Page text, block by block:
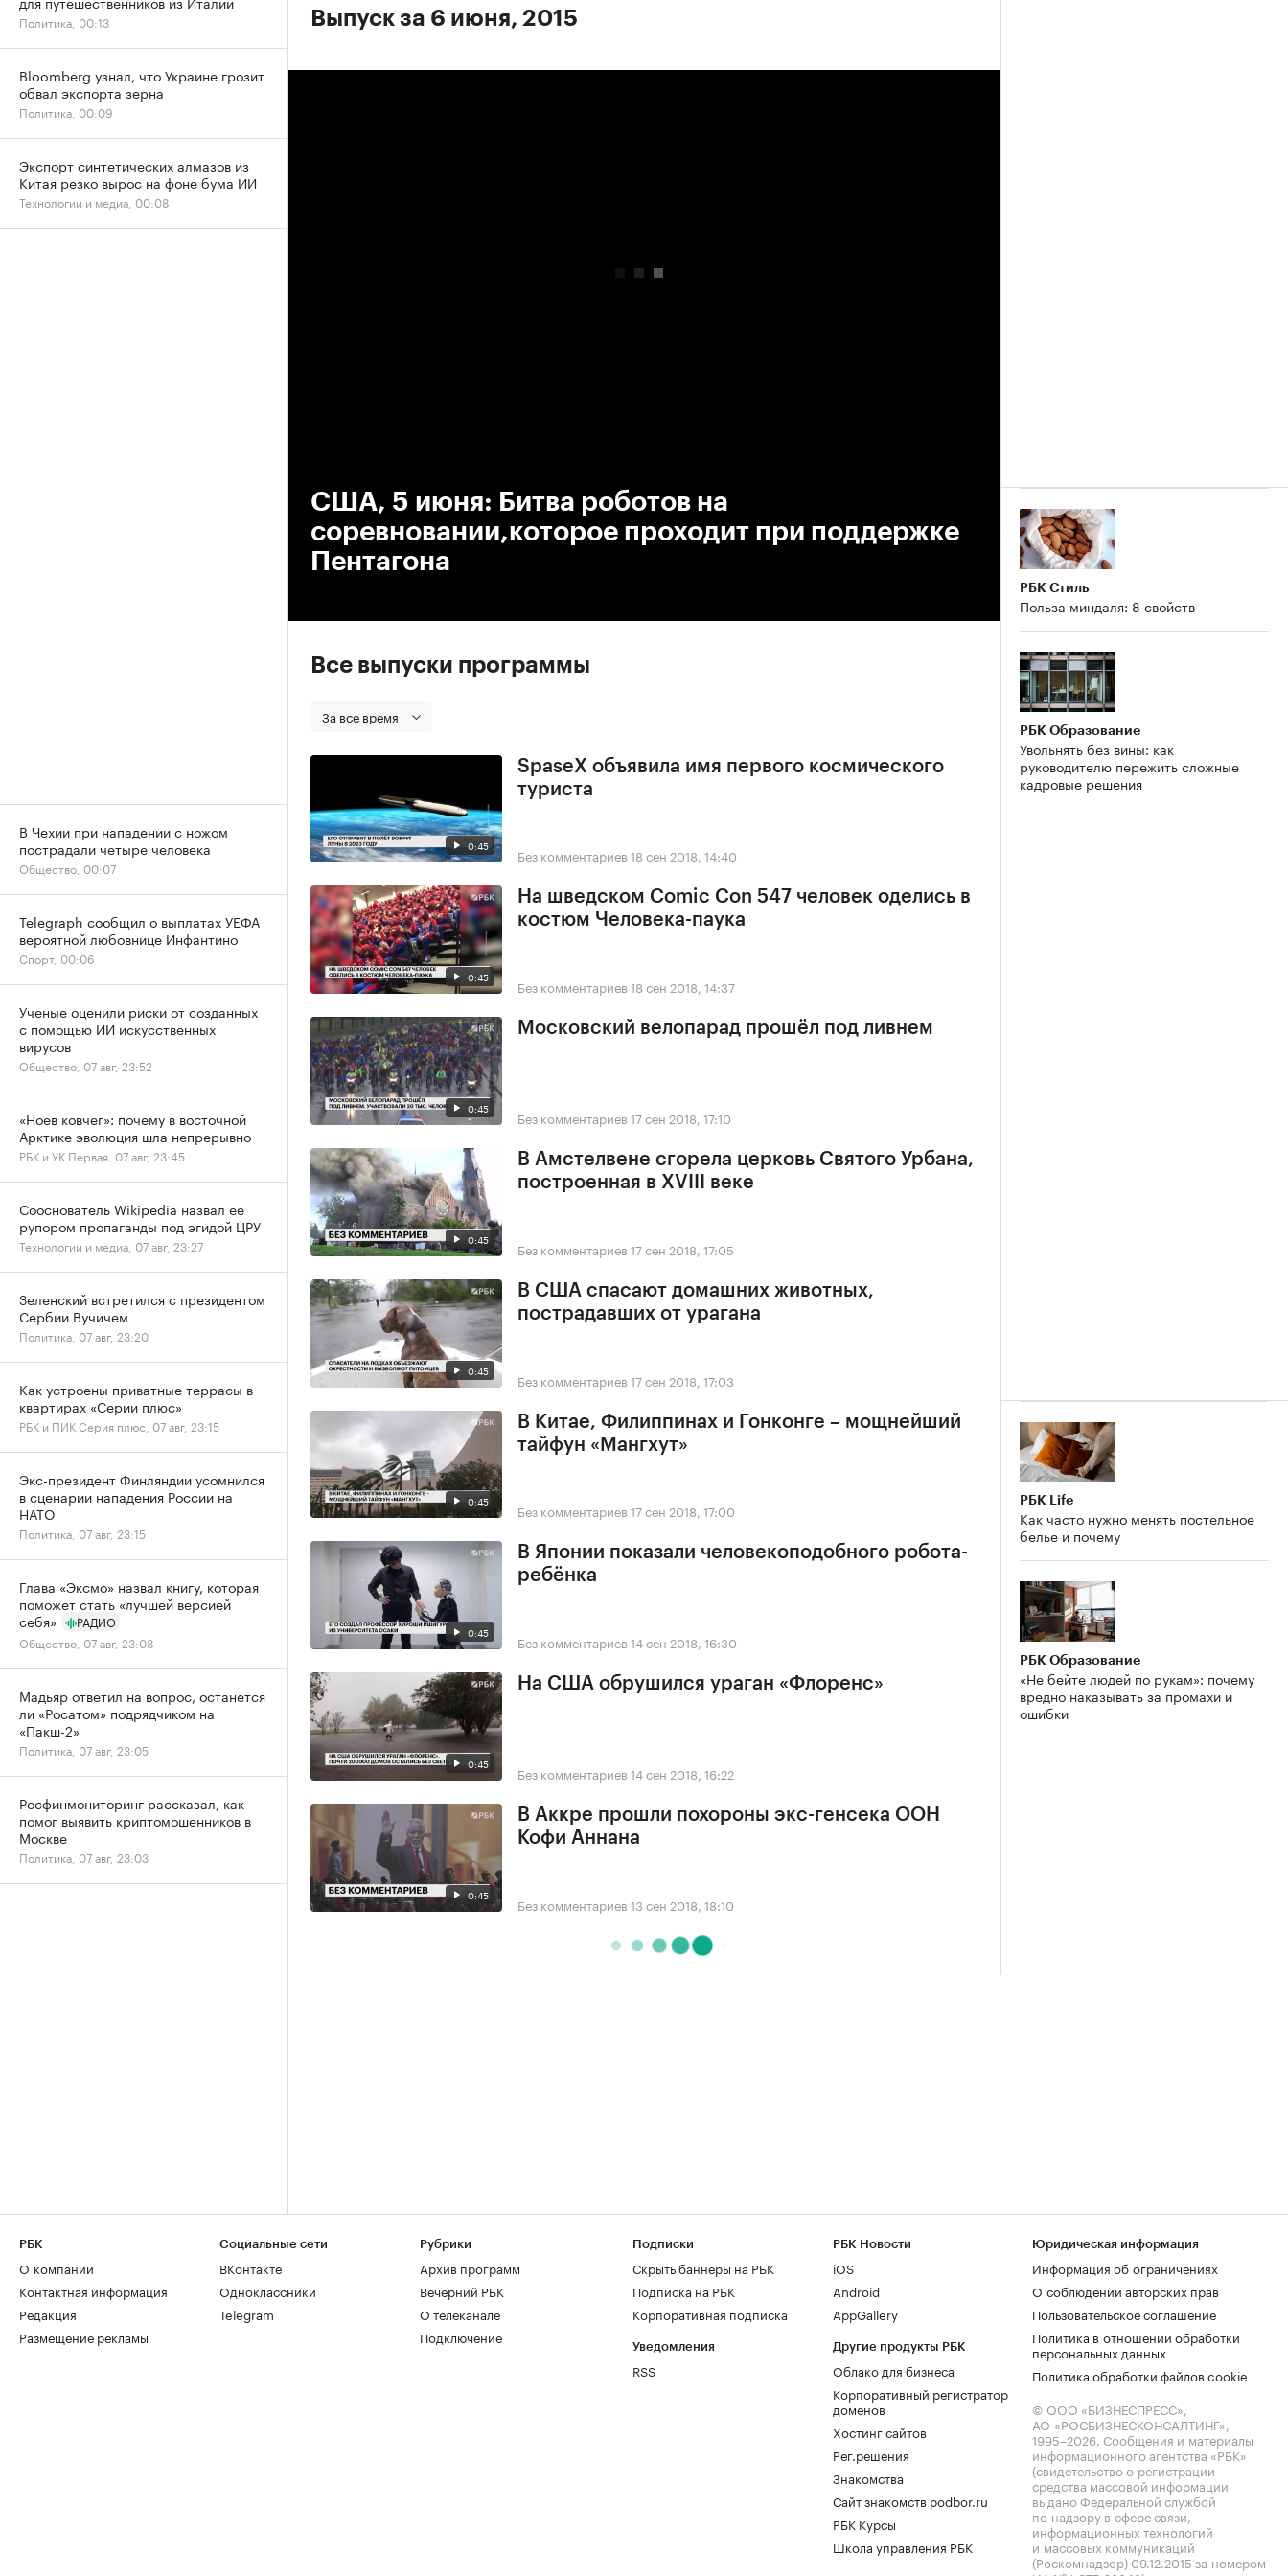
Выпуск за 6 июня, 2015
США, 5 июня: Битва роботов на
соревновании,которое проходит при поддержке
Пентагона
Все выпуски программы
За все время
0:45
SpaseX объявила имя первого космического
туриста
Без комментариев 18 сен 2018, 14:40
0:45
На шведском Comic Con 547 человек оделись в
костюм Человека-паука
Без комментариев 18 сен 2018, 14:37
0:45
Московский велопарад прошёл под ливнем
Без комментариев 17 сен 2018, 17:10
0:45
В Амстелвене сгорела церковь Святого Урбана,
построенная в XVIII веке
Без комментариев 17 сен 2018, 17:05
0:45
В США спасают домашних животных,
пострадавших от урагана
Без комментариев 17 сен 2018, 17:03
0:45
В Китае, Филиппинах и Гонконге – мощнейший
тайфун «Мангхут»
Без комментариев 17 сен 2018, 17:00
0:45
В Японии показали человекоподобного робота-
ребёнка
Без комментариев 14 сен 2018, 16:30
0:45
На США обрушился ураган «Флоренс»
Без комментариев 14 сен 2018, 16:22
0:45
В Аккре прошли похороны экс-генсека ООН
Кофи Аннана
Без комментариев 13 сен 2018, 18:10
РБК Стиль
Польза миндаля: 8 свойств
РБК Образование
Увольнять без вины: как
руководителю пережить сложные
кадровые решения
РБК Life
Как часто нужно менять постельное
белье и почему
РБК Образование
«Не бейте людей по рукам»: почему
вредно наказывать за промахи и
ошибки
Политика, 00:13
Bloomberg узнал, что Украине грозит
обвал экспорта зерна
Политика, 00:09
Экспорт синтетических алмазов из
Китая резко вырос на фоне бума ИИ
Технологии и медиа, 00:08
В Чехии при нападении с ножом
пострадали четыре человека
Общество, 00:07
Telegraph сообщил о выплатах УЕФА
вероятной любовнице Инфантино
Спорт, 00:06
Ученые оценили риски от созданных
с помощью ИИ искусственных
вирусов
Общество, 07 авг, 23:52
«Ноев ковчег»: почему в восточной
Арктике эволюция шла непрерывно
РБК и УК Первая, 07 авг, 23:45
Сооснователь Wikipedia назвал ее
рупором пропаганды под эгидой ЦРУ
Технологии и медиа, 07 авг, 23:27
Зеленский встретился с президентом
Сербии Вучичем
Политика, 07 авг, 23:20
Как устроены приватные террасы в
квартирах «Серии плюс»
РБК и ПИК Серия плюс, 07 авг, 23:15
Экс-президент Финляндии усомнился
в сценарии нападения России на
НАТО
Политика, 07 авг, 23:15
Глава «Эксмо» назвал книгу, которая
поможет стать «лучшей версией
себя»
РАДИО
Общество, 07 авг, 23:08
Мадьяр ответил на вопрос, останется
ли «Росатом» подрядчиком на
«Пакш-2»
Политика, 07 авг, 23:05
Росфинмониторинг рассказал, как
помог выявить криптомошенников в
Москве
Политика, 07 авг, 23:03
РБК
О компании
Контактная информация
Редакция
Размещение рекламы
Социальные сети
ВКонтакте
Одноклассники
Telegram
Рубрики
Архив программ
Вечерний РБК
О телеканале
Подключение
Подписки
Скрыть баннеры на РБК
Подписка на РБК
Корпоративная подписка
Уведомления
RSS
РБК Новости
iOS
Android
AppGallery
Другие продукты РБК
Облако для бизнеса
Корпоративный регистратор
доменов
Хостинг сайтов
Рег.решения
Знакомства
Сайт знакомств podbor.ru
РБК Курсы
Школа управления РБК
Юридическая информация
Информация об ограничениях
О соблюдении авторских прав
Пользовательское соглашение
Политика в отношении обработки
персональных данных
Политика обработки файлов cookie
© ООО «БИЗНЕСПРЕСС»,
АО «РОСБИЗНЕСКОНСАЛТИНГ»,
1995–2026. Сообщения и материалы
информационного агентства «РБК»
(свидетельство о регистрации
средства массовой информации
выдано Федеральной службой
по надзору в сфере связи,
информационных технологий
и массовых коммуникаций
(Роскомнадзор) 09.12.2015 за номером